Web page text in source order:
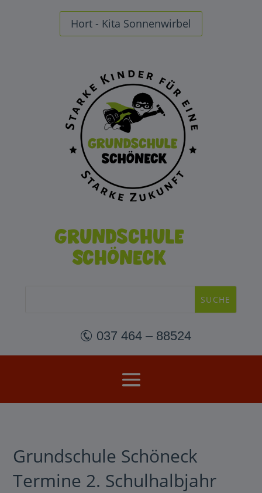
Hort - Kita Sonnenwirbel
Grundschule
Schöneck
 037 464 – 88524
Grundschule Schöneck
Termine 2. Schulhalbjahr